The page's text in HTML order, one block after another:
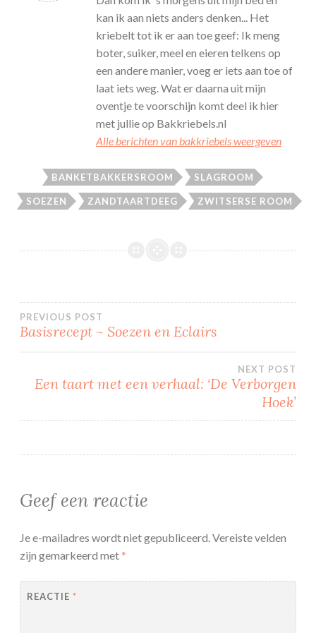
kan ik aan niets anders denken... Het
kriebelt tot ik er aan toe geef: Ik meng
boter, suiker, meel en eieren telkens op
een andere manier, voeg er iets aan toe of
laat iets weg. Wat er daarna uit mijn
oventje te voorschijn komt deel ik hier
met jullie op Bakkriebels.nl
Alle berichten van bakkriebels weergeven
BANKETBAKKERSROOM SLAGROOM
SOEZEN ZANDTAARTDEEG ZWITSERSE ROOM
Bericht
PREVIOUS POST
Basisrecept ~ Soezen en Eclairs
NEXT POST
Een taart met een verhaal: ‘De Verborgen
Hoek’
Geef een reactie
Je e-mailadres wordt niet gepubliceerd. Vereiste velden
zijn gemarkeerd met*
REACTIE *